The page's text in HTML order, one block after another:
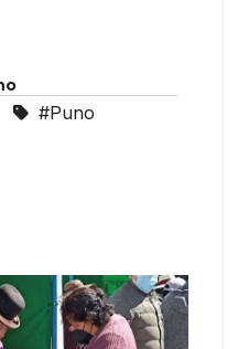
#Puno